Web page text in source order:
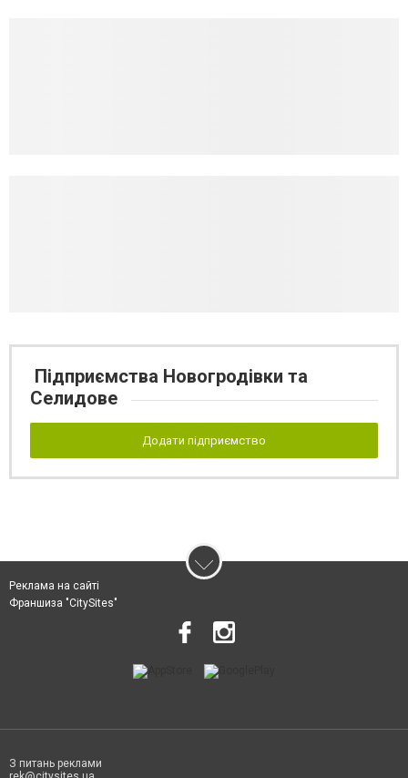
Підприємства Новогродівки та
Селидове
Додати підприємство
Реклама на сайті
Франшиза "CitySites"
З питань реклами